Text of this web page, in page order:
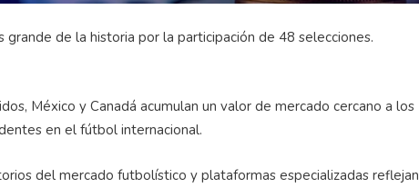
de la historia por la participación de 48 selecciones.
México y Canadá acumulan un valor de mercado cercano a los
en el fútbol internacional.
del mercado futbolístico y plataformas especializadas reflejan